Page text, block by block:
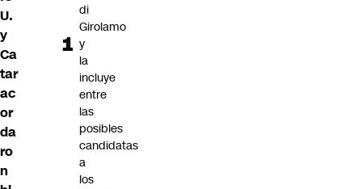
U.
y
Ca
tar
ac
or
da
ro
n
di
Girolamo
y
la
incluye
entre
las
posibles
candidatas
a
los